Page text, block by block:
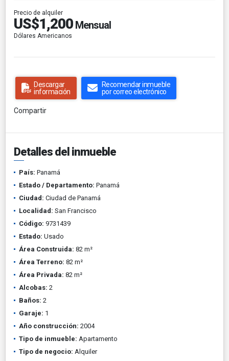
Precio de alquiler
US$1,200 Mensual
Dólares Americanos
Descargar
información
Recomendar inmueble
por correo electrónico
Compartir
Detalles del inmueble
País: Panamá
Estado / Departamento: Panamá
Ciudad: Ciudad de Panamá
Localidad: San Francisco
Código: 9731439
Estado: Usado
Área Construida: 82 m²
Área Terreno: 82 m²
Área Privada: 82 m²
Alcobas: 2
Baños: 2
Garaje: 1
Año construcción: 2004
Tipo de inmueble: Apartamento
Tipo de negocio: Alquiler